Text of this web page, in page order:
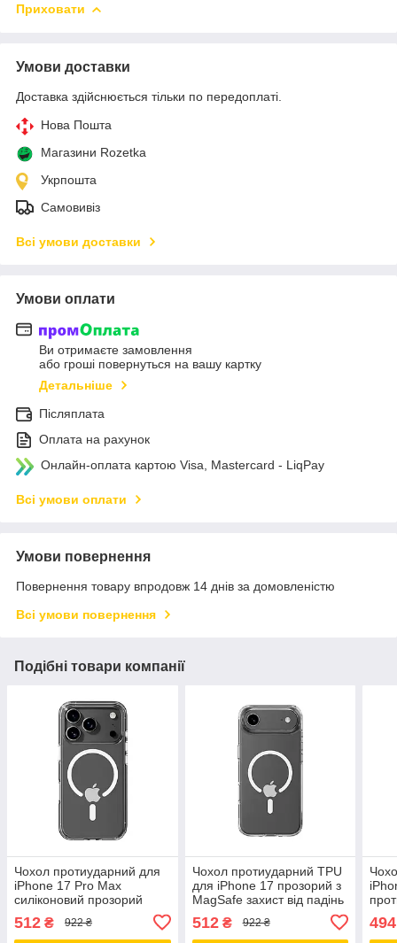
Приховати
Умови доставки
Доставка здійснюється тільки по передоплаті.
Нова Пошта
Магазини Rozetka
Укрпошта
Самовивіз
Всі умови доставки
Умови оплати
Ви отримаєте замовлення
або гроші повернуться на вашу картку
Детальніше
Післяплата
Оплата на рахунок
Онлайн-оплата картою Visa, Mastercard - LiqPay
Всі умови оплати
Умови повернення
Повернення товару впродовж 14 днів за домовленістю
Всі умови повернення
Подібні товари компанії
Чохол протиударний для
iPhone 17 Pro Max
силіконовий прозорий
захист від падінь і ударів
512 ₴ 922 ₴
Чохол протиударний TPU
для iPhone 17 прозорий з
MagSafe захист від падінь
512₴ 922 ₴ 494